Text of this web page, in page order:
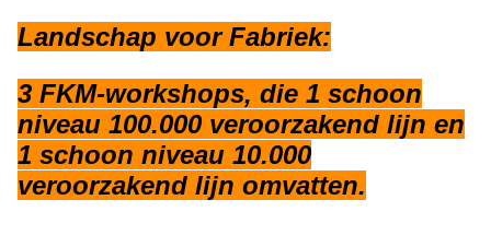
Landschap voor Fabriek:
3 FKM-workshops, die 1 schoon
niveau 100.000 veroorzakend lijn en
1 schoon niveau 10.000
veroorzakend lijn omvatten.